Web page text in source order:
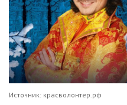
Источник: красволонтер.рф